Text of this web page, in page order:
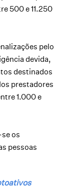
500 e 11.250
pelo
devida,
destinados
prestadores
1.000 e
os
pessoas